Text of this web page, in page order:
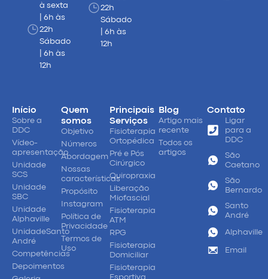
à sexta
| 6h às
22h
Sábado
| 6h às
12h
22h
Sábado
| 6h às
12h
Início
Sobre a
DDC
Vídeo-
apresentação
Unidade
SCS
Unidade
SBC
Unidade
Alphaville
UnidadeSanto
André
Competências
Depoimentos
Quem
somos
Objetivo
Números
Abordagem
Nossas
características
Propósito
Instagram
Política de
Privacidade
Termos de
Uso
Principais
Serviços
Fisioterapia
Ortopédica
Pré e Pós
Cirúrgico
Quiropraxia
Liberação
Miofascial
Fisioterapia
ATM
RPG
Fisioterapia
Domiciliar
Fisioterapia
Esportiva
Blog
Artigo mais
recente
Todos os
artigos
Contato
Ligar
para a
DDC
São
Caetano
São
Bernardo
Santo
André
Alphaville
Email